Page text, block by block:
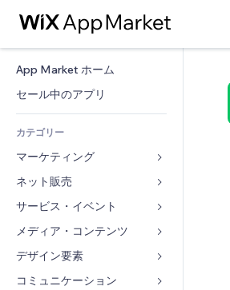
App Market ホーム
セール中のアプリ
カテゴリー
マーケティング
広告
モバイル
アクセス解析
ネット販売
ストア用アプリ
発送・配達
販売ボタン
サービス・イベント
ホテル
イベント
レストラン
メディア・コンテンツ
ギャラリー
音楽
デザイン要素
マップ・ナビ